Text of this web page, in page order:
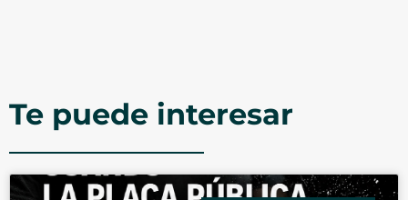
Te puede interesar